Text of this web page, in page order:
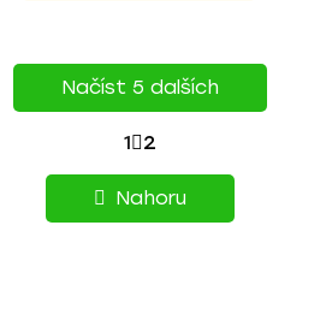
O
v
l
Načíst 5 dalších
S
T
R
1 2
Nahoru